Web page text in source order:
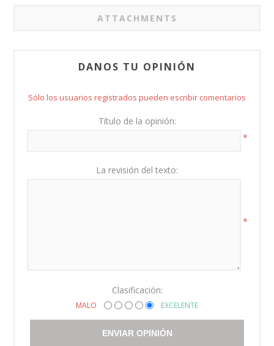
ATTACHMENTS
DANOS TU OPINIÓN
Sólo los usuarios registrados pueden escribir comentarios
Título de la opinión:
*
La revisión del texto:
*
Clasificación:
MALO EXCELENTE
ENVIAR OPINIÓN